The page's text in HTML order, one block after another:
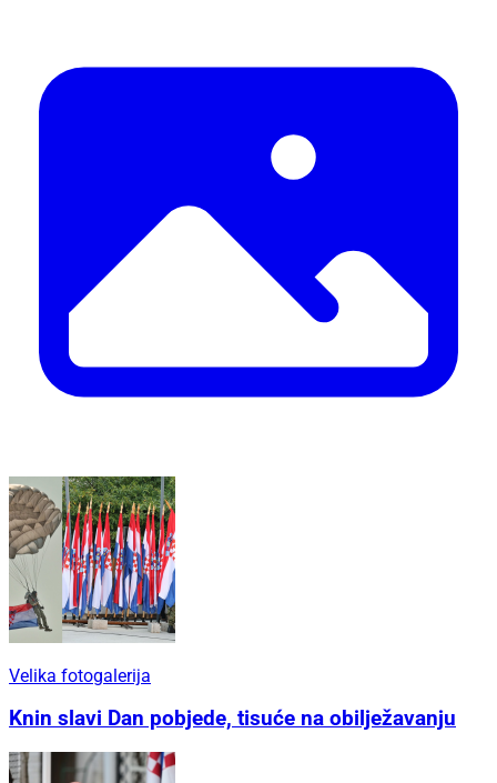
Velika fotogalerija
Knin slavi Dan pobjede, tisuće na obilježavanju